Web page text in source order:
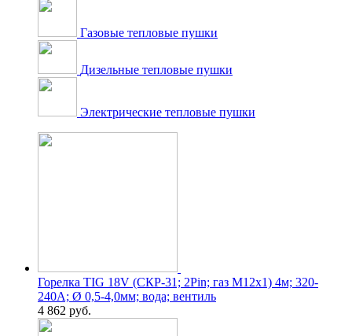
Газовые тепловые пушки
Дизельные тепловые пушки
Электрические тепловые пушки
Горелка TIG 18V (СКР-31; 2Pin; газ M12x1) 4м; 320-
240А; Ø 0,5-4,0мм; вода; вентиль
4 862 руб.